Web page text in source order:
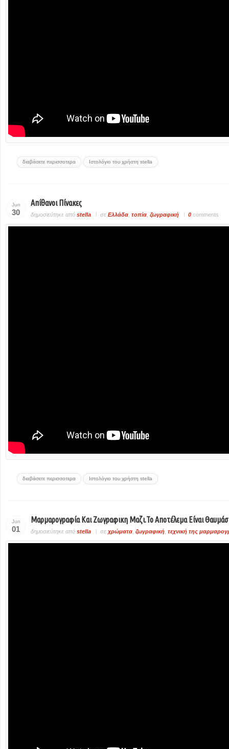
διαβάσετε περισσοτερα Ιστολόγιο του χρήστη stella
Jun
30
Απίθανοι Πίνακες
δημοσιεύτηκε από stella σε Ελλάδα τοπία ζωγραφική 0 comments
διαβάσετε περισσοτερα Ιστολόγιο του χρήστη stella
Jun
01
Μαρμαρογραφία Και Ζωγραφικη Μαζι.Το Αποτέλεμα Είναι
δημοσιεύτηκε από stella σε χρώματα ζωγραφική τεχνική της